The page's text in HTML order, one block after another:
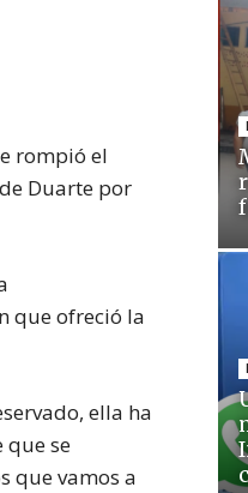
rompió el
Duarte por
que ofreció la
ella ha
que se
que vamos a